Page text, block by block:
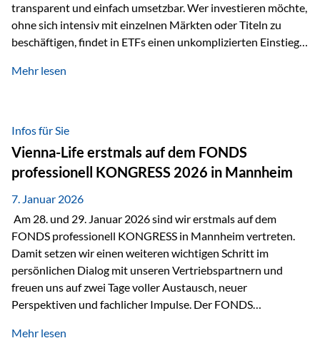
transparent und einfach umsetzbar. Wer investieren möchte,
ohne sich intensiv mit einzelnen Märkten oder Titeln zu
beschäftigen, findet in ETFs einen unkomplizierten Einstieg
werden häufig kritisch betrachtet. Sie gelten als teurer,
Beide Ansätze haben ihre Berechtigung und ihre Stärken
entfalten sie oft gerade in Kombination. ETFs: Effizient, breit
gestreut und klar strukturiert…
Mehr lesen
Infos für Sie
Vienna-Life erstmals auf dem FONDS
professionell KONGRESS 2026 in Mannheim
7. Januar 2026
Am 28. und 29. Januar 2026 sind wir erstmals auf dem
FONDS professionell KONGRESS in Mannheim vertreten.
Damit setzen wir einen weiteren wichtigen Schritt im
persönlichen Dialog mit unseren Vertriebspartnern und
freuen uns auf zwei Tage voller Austausch, neuer
Perspektiven und fachlicher Impulse. Der FONDS
Branchentreffen für Finanz- und Versicherungsprofis im
Mehr lesen